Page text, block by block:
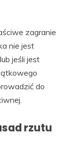
zagranie
nie jest
jeśli jest
do
rzutu